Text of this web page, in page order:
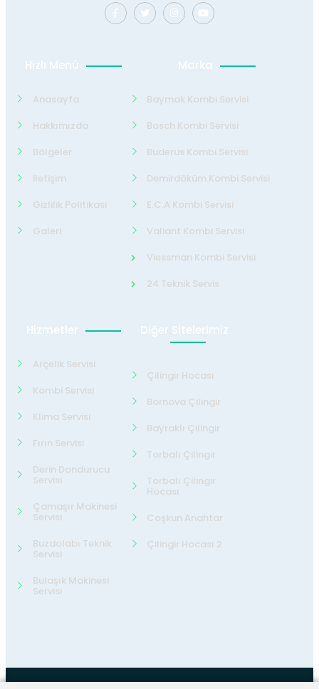
Hızlı Menü
Anasayfa
Hakkımızda
Bölgeler
İletişim
Gizlilik Politikası
Galeri
Marka
Baymak Kombi Servisi
Bosch Kombi Servisi
Buderus Kombi Servisi
Demirdöküm Kombi Servisi
E.C.A Kombi Servisi
Valiant Kombi Servisi
Viessman Kombi Servisi
24 Teknik Servis
Hizmetler
Arçelik Servisi
Kombi Servisi
Klima Servisi
Fırın Servisi
Derin Dondurucu
Servisi
Çamaşır Makinesi
Servisi
Buzdolabı Teknik
Servisi
Bulaşık Makinesi
Servisi
Diğer Sitelerimiz
Çilingir Hocası
Bornova Çilingir
Bayraklı Çilingir
Torbalı Çilingir
Torbalı Çilingir
Hocası
Coşkun Anahtar
Çilingir Hocası 2